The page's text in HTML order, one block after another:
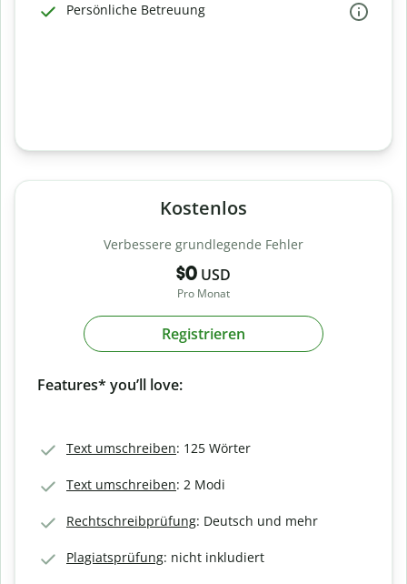
Persönliche Betreuung
Kostenlos
Verbessere grundlegende Fehler
$0 USD
Pro Monat
Registrieren
Features* you’ll love:
Text umschreiben: 125 Wörter
Text umschreiben: 2 Modi
Rechtschreibprüfung: Deutsch und mehr
Plagiatsprüfung: nicht inkludiert